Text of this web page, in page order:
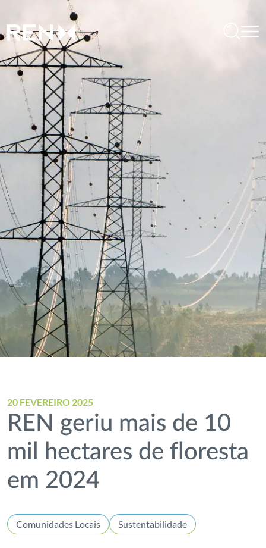
20 FEVEREIRO 2025
REN geriu mais de 10
mil hectares de floresta
em 2024
Comunidades Locais Sustentabilidade